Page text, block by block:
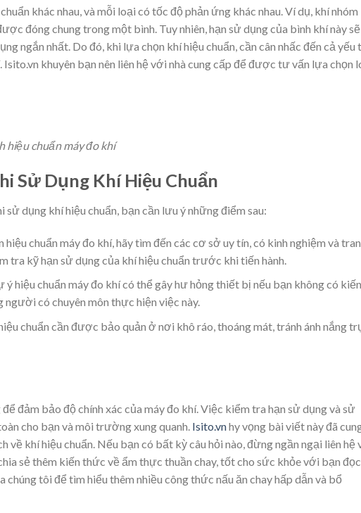
khác nhau, và mỗi loại có tốc độ phản ứng khác nhau. Ví dụ, khí nhóm
đóng chung trong một bình. Tuy nhiên, hạn sử dụng của bình khí này sẽ
ngắn nhất. Do đó, khi lựa chọn khí hiệu chuẩn, cần cân nhấc đến cả yếu
khuyên bạn nên liên hệ với nhà cung cấp để được tư vấn lựa chọn
hiệu chuẩn máy đo khí
Sử Dụng Khí Hiệu Chuẩn
dụng khí hiệu chuẩn, bạn cần lưu ý những điểm sau:
hiệu chuẩn máy đo khí, hãy tìm đến các cơ sở uy tín, có kinh nghiệm và
tra kỹ hạn sử dụng của khí hiệu chuẩn trước khi tiến hành.
hiệu chuẩn máy đo khí có thể gây hư hỏng thiết bị nếu bạn không có kiến
người có chuyên môn thực hiện việc này.
chuẩn cần được bảo quản ở nơi khô ráo, thoáng mát, tránh ánh nắng
đảm bảo độ chính xác của máy đo khí. Việc kiểm tra hạn sử dụng và sử
cho bạn và môi trường xung quanh. Isito.vnhy vọng bài viết này đã
về khí hiệu chuẩn. Nếu bạn có bất kỳ câu hỏi nào, đừng ngần ngại liên hệ
sẻ thêm kiến thức về ẩm thực thuần chay, tốt cho sức khỏe với bạn đọc.
tôi để tìm hiểu thêm nhiều công thức nấu ăn chay hấp dẫn và bổ